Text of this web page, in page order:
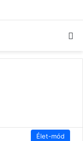
Élet-mód